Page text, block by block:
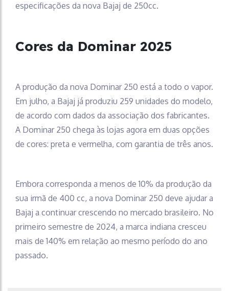
especificações da nova Bajaj de 250cc.
Cores da Dominar 2025
A produção da nova Dominar 250 está a todo o vapor.
Em julho, a Bajaj já produziu 259 unidades do modelo,
de acordo com dados da associação dos fabricantes.
A Dominar 250 chega às lojas agora em duas opções
de cores: preta e vermelha, com garantia de três anos.
Embora corresponda a menos de 10% da produção da
sua irmã de 400 cc, a nova Dominar 250 deve ajudar a
Bajaj a continuar crescendo no mercado brasileiro. No
primeiro semestre de 2024, a marca indiana cresceu
mais de 140% em relação ao mesmo período do ano
passado.